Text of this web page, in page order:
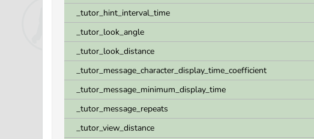
_tutor_hint_interval_time
_tutor_look_angle
_tutor_look_distance
_tutor_message_character_display_time_coefficient
_tutor_message_minimum_display_time
_tutor_message_repeats
_tutor_view_distance